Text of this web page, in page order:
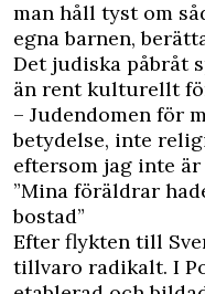
man håll tyst om
egna barnen,
Det judiska påbråt
än rent kulturellt
– Judendomen för
betydelse, inte
eftersom jag inte
”Mina föräldrar
bostad”
Efter flykten till
tillvaro radikalt. I